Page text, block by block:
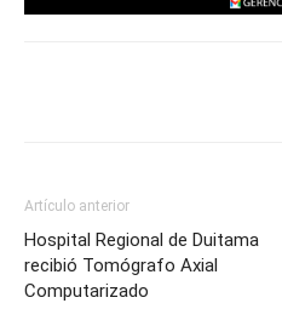
Artículo anterior
Hospital Regional de Duitama
recibió Tomógrafo Axial
Computarizado